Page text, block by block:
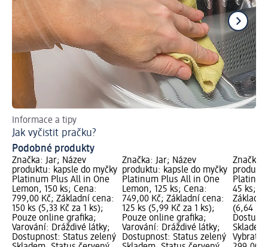
Informace a tipy
Jak vyčistit pračku?
Podobné produkty
Značka: Jar; Název
produktu: kapsle do myčky
Platinum Plus All in One
Lemon, 150 ks; Cena:
799,00 Kč; Základní cena:
150 ks (5,33 Kč za 1 ks);
Pouze online grafika;
Varování: Dráždivé látky;
Dostupnost: Status zelený
Značka: Jar; Název
produktu: kapsle do myčky
Platinum Plus All in One
Lemon, 125 ks; Cena:
749,00 Kč; Základní cena:
125 ks (5,99 Kč za 1 ks);
Pouze online grafika;
Varování: Dráždivé látky;
Dostupnost: Status zelený
Značka:
45 ks;
(6,64 Kč
Vybrat